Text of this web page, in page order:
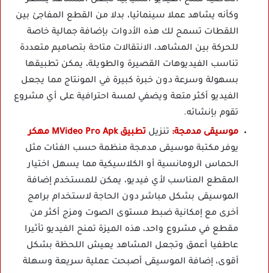
وكأنه يشاهد عملا سينمائيا، بدلا من القطع المفاجئ بين
اللقطات تسمح لك هذه الأدوات بإضافة جمالية خاصة
للحركة بين المشاهد، الانتقالات متاحة بتصاميم متعددة
تناسب الفيديوهات القصيرة والطويلة، يمكن تطبيقها
بسهولة وسرعة دون خبرة كبيرة في المونتاج مما يجعل
الفيديو أكثر متعة ويضفي لمسة احترافية على أي مشروع
تقوم بإنشائه.
موسيقى مدمجة: تنزيل تطبيق MVideo Pro Apk مهكر
يوفر مكتبة موسيقى مدمجة منظمة حسب الفئات مثل
الحماس الرومانسية أو الكلاسيكية مما يسهل اختيار
المقطع المناسب لأي فيديو، يمكن للمستخدم إضافة
الموسيقى بشكل مباشر دون الحاجة لاستخدام برامج
أخرى مع إمكانية ضبط مستوى الصوت ومزج أكثر من
مقطع في مشروع واحد، هذه الميزة تمنح الفيديو تأثيرا
عاطفيا أعمق وتجعل المشاهد يعيش اللحظة بشكل
أقوى، إضافة الموسيقى أصبحت عملية سريعة وسهلة